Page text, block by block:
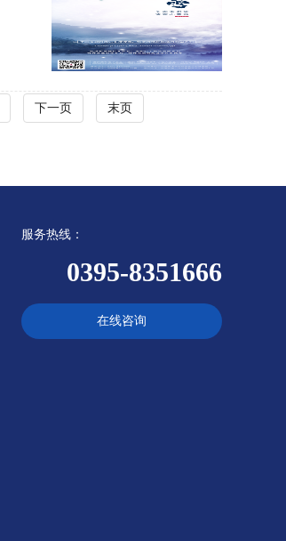
下一页 末页
服务热线：
0395-8351666
在线咨询